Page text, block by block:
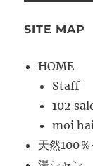
SITE MAP
HOME
Staff
102
moi
天然100